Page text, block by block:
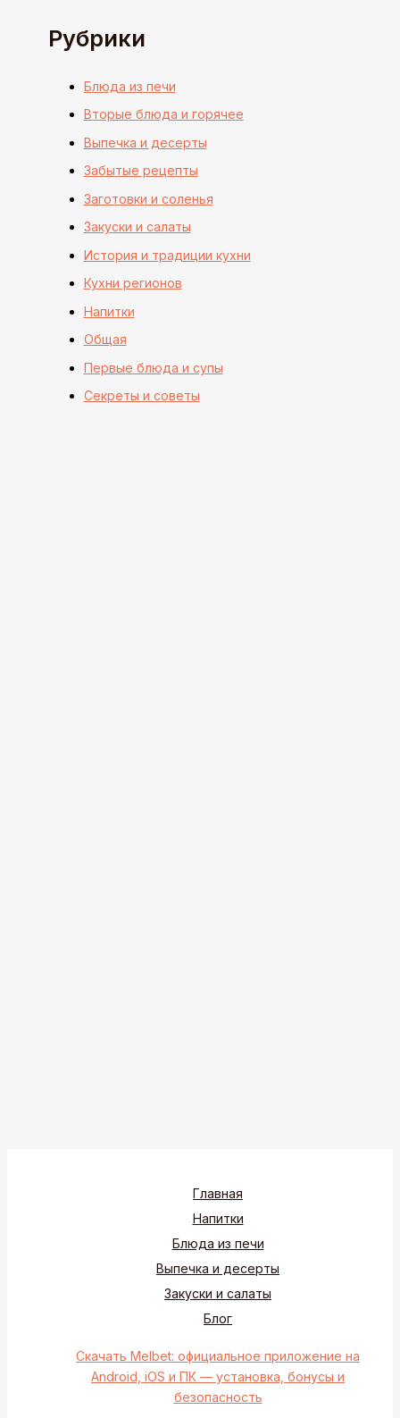
Рубрики
Блюда из печи
Вторые блюда и горячее
Выпечка и десерты
Забытые рецепты
Заготовки и соленья
Закуски и салаты
История и традиции кухни
Кухни регионов
Напитки
Общая
Первые блюда и супы
Секреты и советы
Главная
Напитки
Блюда из печи
Выпечка и десерты
Закуски и салаты
Блог
Скачать Melbet: официальное приложение на
Android, iOS и ПК — установка, бонусы и
безопасность